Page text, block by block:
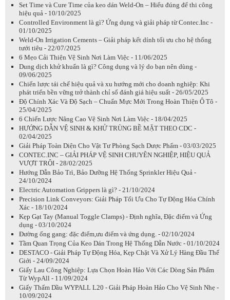
Set Time và Cure Time của keo dán Weld-On – Hiểu đúng để thi công
hiệu quả - 10/10/2025
Controlled Environment là gì? Ứng dụng và giải pháp từ Contec.Inc -
01/10/2025
Weld-On Irrigation Cements – Giải pháp kết dính tối ưu cho hệ thống
tưới tiêu - 22/07/2025
6 Mẹo Cải Thiện Vệ Sinh Nơi Làm Việc - 11/06/2025
Dung dịch khử khuẩn là gì? Công dụng và lý do bạn nên dùng -
09/06/2025
Chiến lược tái chế hiệu quả và xu hướng mới cho doanh nghiệp: Khi
phát triển bền vững trở thành chỉ số đánh giá hiệu suất - 26/05/2025
Độ Chính Xác Và Độ Sạch – Chuẩn Mực Mới Trong Hoàn Thiện Ô Tô -
25/04/2025
6 Chiến Lược Nâng Cao Vệ Sinh Nơi Làm Việc - 18/04/2025
HƯỚNG DẪN VỆ SINH & KHỬ TRÙNG BỀ MẶT THEO CDC -
02/04/2025
Giải Pháp Toàn Diện Cho Vật Tư Phòng Sạch Dược Phẩm - 03/03/2025
CONTEC.INC – GIẢI PHÁP VỆ SINH CHUYÊN NGHIỆP, HIỆU QUẢ
VƯỢT TRỘI - 28/02/2025
Hướng Dẫn Bảo Trì, Bảo Dưỡng Hệ Thống Sprinkler Hiệu Quả -
24/10/2024
Electric Automation Grippers là gì? - 21/10/2024
Precision Link Conveyors: Giải Pháp Tối Ưu Cho Tự Động Hóa Chính
Xác - 18/10/2024
Kẹp Gạt Tay (Manual Toggle Clamps) - Định nghĩa, Đặc điểm và Ứng
dụng - 03/10/2024
Đường ống gang: đặc điểm,ưu điểm và ứng dụng. - 02/10/2024
Tầm Quan Trọng Của Keo Dán Trong Hệ Thống Dẫn Nước - 01/10/2024
DESTACO - Giải Pháp Tự Động Hóa, Kẹp Chặt Và Xử Lý Hàng Đầu Thế
Giới - 24/09/2024
Giấy Lau Công Nghiệp: Lựa Chọn Hoàn Hảo Với Các Dòng Sản Phẩm
Từ WypAll - 11/09/2024
Giấy Thấm Dầu WYPALL L20 - Giải Pháp Hoàn Hảo Cho Vệ Sinh Nhẹ -
10/09/2024